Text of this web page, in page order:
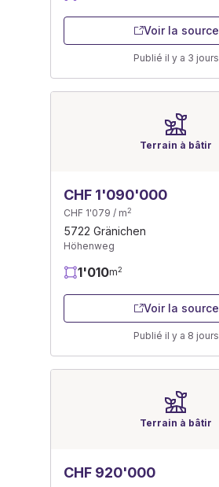
Voir la source
Publié il y a 3 jours
Terrain à bâtir
CHF 1'090'000
CHF 1'079 / m2
5722 Gränichen
Höhenweg
1'010m2
Voir la source
Publié il y a 8 jours
Terrain à bâtir
CHF 920'000